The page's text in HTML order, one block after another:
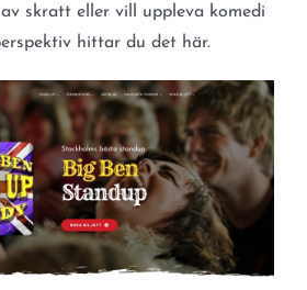
skratt eller vill uppleva komedi
hittar du det här.